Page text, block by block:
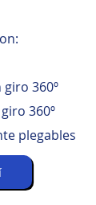
giro 360º
360º
plegables